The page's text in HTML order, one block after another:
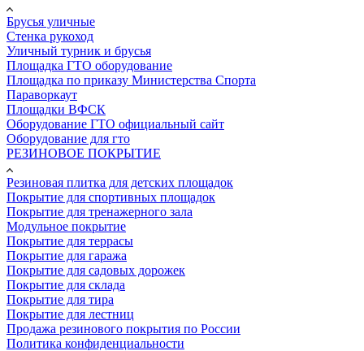
Брусья уличные
Стенка рукоход
Уличный турник и брусья
Площадка ГТО оборудование
Площадка по приказу Министерства Спорта
Параворкаут
Площадки ВФСК
Оборудование ГТО официальный сайт
Оборудование для гто
РЕЗИНОВОЕ ПОКРЫТИЕ
Резиновая плитка для детских площадок
Покрытие для спортивных площадок
Покрытие для тренажерного зала
Модульное покрытие
Покрытие для террасы
Покрытие для гаража
Покрытие для садовых дорожек
Покрытие для склада
Покрытие для тира
Покрытие для лестниц
Продажа резинового покрытия по России
Политика конфиденциальности